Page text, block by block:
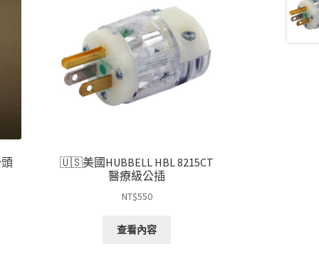
🇺🇸美國HUBBELL HBL 8215CT
醫療級公插
NT$550
查看內容